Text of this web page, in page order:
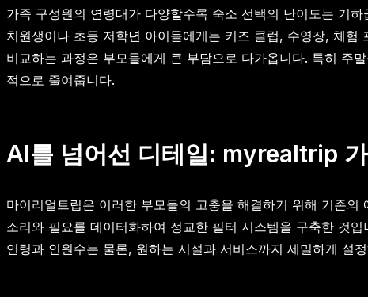
가족 구성원의 연령대가 다양할수록 숙소 선택의 난이도는 기
치원생이나 초등 저학년 아이들에게는 키즈 클럽, 수영장, 체
비교하는 과정은 부모들에게 큰 부담으로 다가옵니다. 특히 주
적으로 줄여줍니다.
AI를 넘어선 디테일: myrealtrip
마이리얼트립은 이러한 부모들의 고충을 해결하기 위해 기존
소리와 필요를 데이터화하여 정교한 필터 시스템을 구축한 것입
연령과 인원수는 물론, 원하는 시설과 서비스까지 세밀하게 설